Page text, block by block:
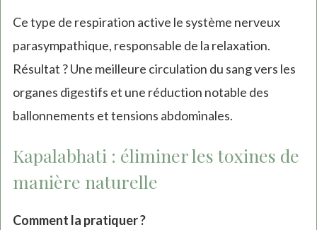
Ce type de respiration active le système nerveux
parasympathique, responsable de la relaxation.
Résultat ? Une meilleure circulation du sang vers les
organes digestifs et une réduction notable des
ballonnements et tensions abdominales.
Kapalabhati : éliminer les toxines de
manière naturelle
Comment la pratiquer ?